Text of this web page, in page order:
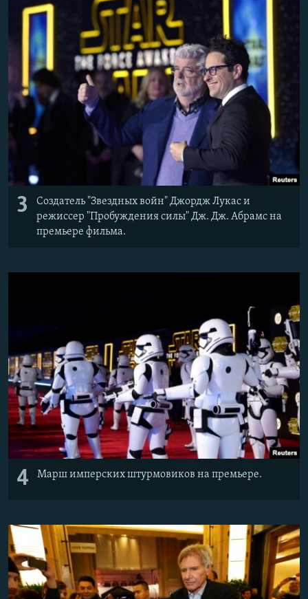
3
Создатель "Звездных войн" Джордж Лукас и
режиссер "Пробуждения силы" Дж. Дж. Абрамс на
премьере фильма.
4 Марш имперских штурмовиков на премьере.